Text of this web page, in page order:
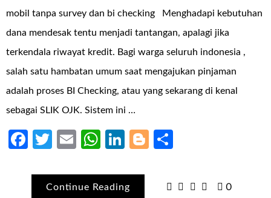
mobil tanpa survey dan bi checking Menghadapi kebutuhan
dana mendesak tentu menjadi tantangan, apalagi jika
terkendala riwayat kredit. Bagi warga seluruh indonesia ,
salah satu hambatan umum saat mengajukan pinjaman
adalah proses BI Checking, atau yang sekarang di kenal
sebagai SLIK OJK. Sistem ini …
Facebook
Twitter
EmailWhatsApp
LinkedIn
Blogger
Continue Reading 0